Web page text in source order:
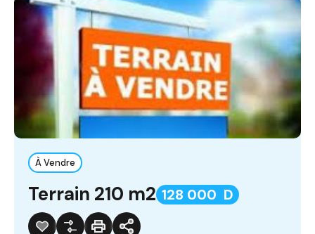
À Vendre
Terrain 210 m2 128 000 D